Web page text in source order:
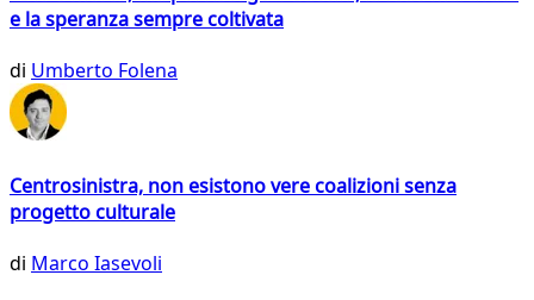
e la speranza sempre coltivata
di Umberto Folena
Centrosinistra, non esistono vere coalizioni senza
progetto culturale
di Marco Iasevoli